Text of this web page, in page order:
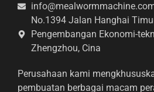
No.1394 Jalan Hanghai
Pengembangan Ekonomi-
Zhengzhou, Cina
Perusahaan kami
pembuatan berbagai macam